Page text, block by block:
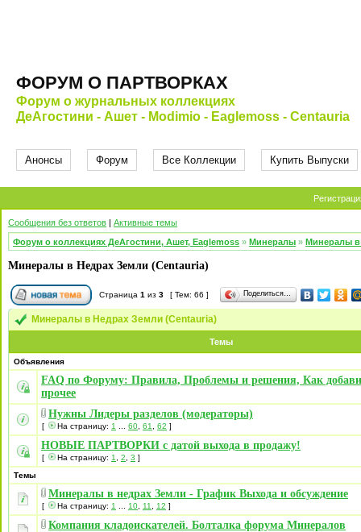
ФОРУМ О ПАРТВОРКАХ
Форум о журнальных коллекциях
ДеАгостини - Ашет - Modimio - Eaglemoss - Centauria
Анонсы Форум Все Коллекции Купить Выпуски
Сообщения без ответов | Активные темы
Форум о коллекциях ДеАгостини, Ашет, Eaglemoss » Минералы » Минералы в
Минералы в Недрах Земли (Centauria)
Страница 1 из 3 [ Тем: 66 ] Поделиться…
Минералы в Недрах Земли (Centauria)
Темы
Объявления
FAQ по Форуму: Правила, Проблемы и решения, Как
прочее
Нужны Лидеры разделов (модераторы)
[ На страницу: 1 60 61 62 ]
НОВЫЕ ПАРТВОРКИ с датой выхода в продажу!
[ На страницу: 1 2 3 ]
Темы
Минералы в недрах Земли - График Выхода и обсуждение
[ На страницу: 1 10 11 12 ]
Компания кладоискателей. Болталка форума Минералов